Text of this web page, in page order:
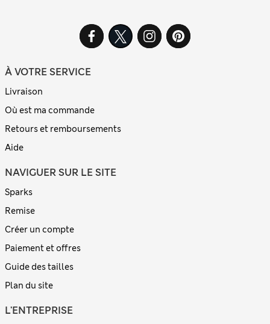
À VOTRE SERVICE
Livraison
Où est ma commande
Retours et remboursements
Aide
NAVIGUER SUR LE SITE
Sparks
Remise
Créer un compte
Paiement et offres
Guide des tailles
Plan du site
L'ENTREPRISE